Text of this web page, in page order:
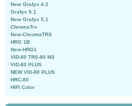
New Grafyx 4.2
Grafyx 5.1
New Grafyx 5.1
ChromaTrs
New-ChromaTRS
HRG 1B
New-HRG1
VID-80 TRS-80 M3
VID-80 PLUS
NEW VID-80 PLUS
HRC-80
HIFI Color